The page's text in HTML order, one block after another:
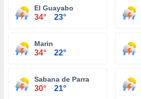
El Guayabo
34° 23°
Marin
34° 22°
Sabana de Parra
30° 21°